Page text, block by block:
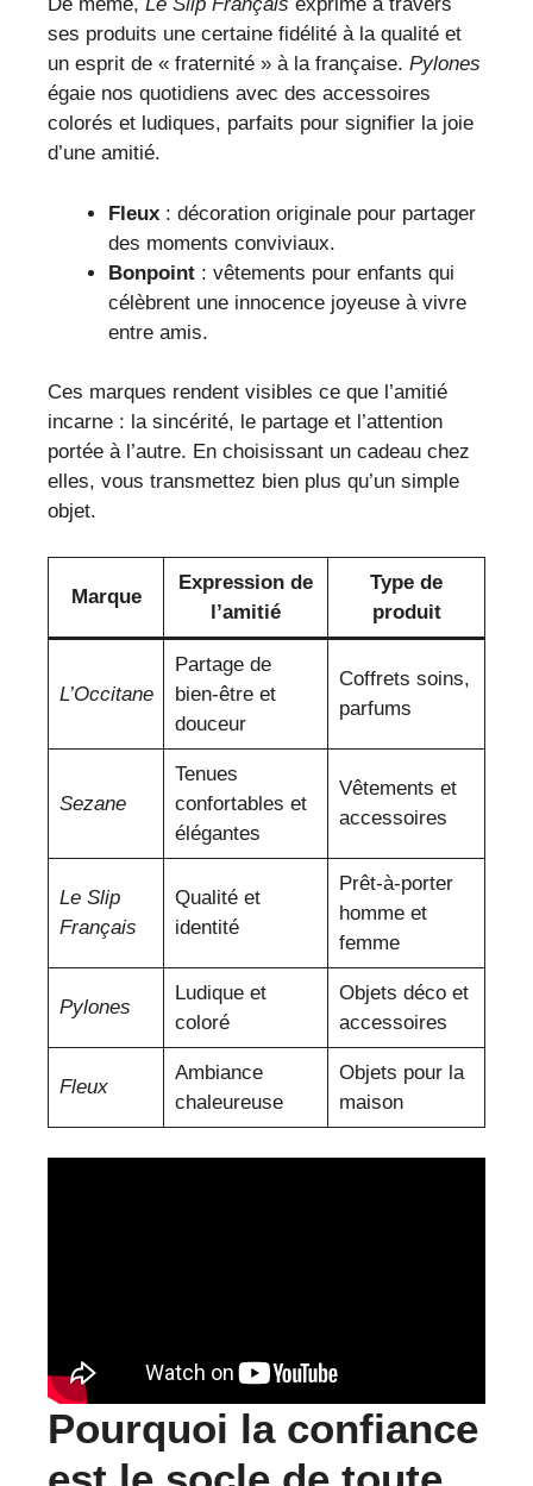
De même, Le Slip Français exprime à travers
ses produits une certaine fidélité à la qualité et
un esprit de « fraternité » à la française. Pylones
égaie nos quotidiens avec des accessoires
colorés et ludiques, parfaits pour signifier la joie
d’une amitié.
Fleux : décoration originale pour partager
des moments conviviaux.
Bonpoint : vêtements pour enfants qui
célèbrent une innocence joyeuse à vivre
entre amis.
Ces marques rendent visibles ce que l’amitié
incarne : la sincérité, le partage et l’attention
portée à l’autre. En choisissant un cadeau chez
elles, vous transmettez bien plus qu’un simple
objet.
Marque
Expression de
l’amitié
Type de
produit
L’Occitane
Partage de
bien-être et
douceur
Coffrets soins,
parfums
Sezane
Tenues
confortables et
élégantes
Vêtements et
accessoires
Le Slip
Français
Qualité et
identité
Prêt-à-porter
homme et
femme
Pylones
Ludique et
coloré
Objets déco et
accessoires
Fleux
Ambiance
chaleureuse
Objets pour la
maison
Pourquoi la confiance